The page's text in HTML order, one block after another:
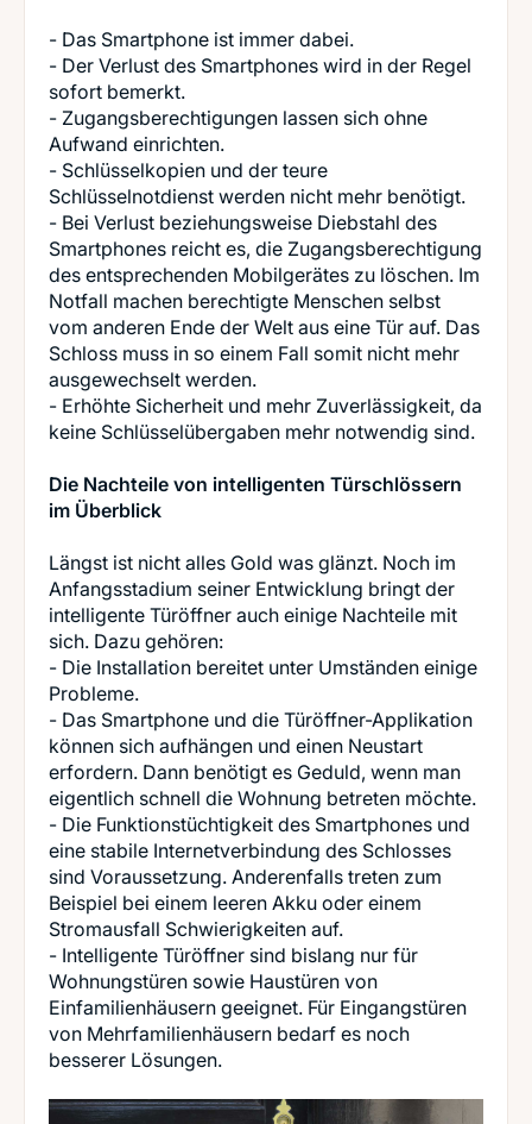
- Das Smartphone ist immer dabei.
- Der Verlust des Smartphones wird in der Regel
sofort bemerkt.
- Zugangsberechtigungen lassen sich ohne
Aufwand einrichten.
- Schlüsselkopien und der teure
Schlüsselnotdienst werden nicht mehr benötigt.
- Bei Verlust beziehungsweise Diebstahl des
Smartphones reicht es, die Zugangsberechtigung
des entsprechenden Mobilgerätes zu löschen. Im
Notfall machen berechtigte Menschen selbst
vom anderen Ende der Welt aus eine Tür auf. Das
Schloss muss in so einem Fall somit nicht mehr
ausgewechselt werden.
- Erhöhte Sicherheit und mehr Zuverlässigkeit, da
keine Schlüsselübergaben mehr notwendig sind.
Die Nachteile von intelligenten Türschlössern
im Überblick
Längst ist nicht alles Gold was glänzt. Noch im
Anfangsstadium seiner Entwicklung bringt der
intelligente Türöffner auch einige Nachteile mit
sich. Dazu gehören:
- Die Installation bereitet unter Umständen einige
Probleme.
- Das Smartphone und die Türöffner-Applikation
können sich aufhängen und einen Neustart
erfordern. Dann benötigt es Geduld, wenn man
eigentlich schnell die Wohnung betreten möchte.
- Die Funktionstüchtigkeit des Smartphones und
eine stabile Internetverbindung des Schlosses
sind Voraussetzung. Anderenfalls treten zum
Beispiel bei einem leeren Akku oder einem
Stromausfall Schwierigkeiten auf.
- Intelligente Türöffner sind bislang nur für
Wohnungstüren sowie Haustüren von
Einfamilienhäusern geeignet. Für Eingangstüren
von Mehrfamilienhäusern bedarf es noch
besserer Lösungen.